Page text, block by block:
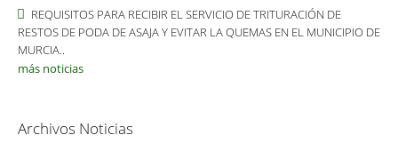
REQUISITOS PARA RECIBIR EL SERVICIO DE TRITURACIÓN DE
RESTOS DE PODA DE ASAJA Y EVITAR LA QUEMAS EN EL MUNICIPIO DE
MURCIA..
más noticias
Archivos Noticias